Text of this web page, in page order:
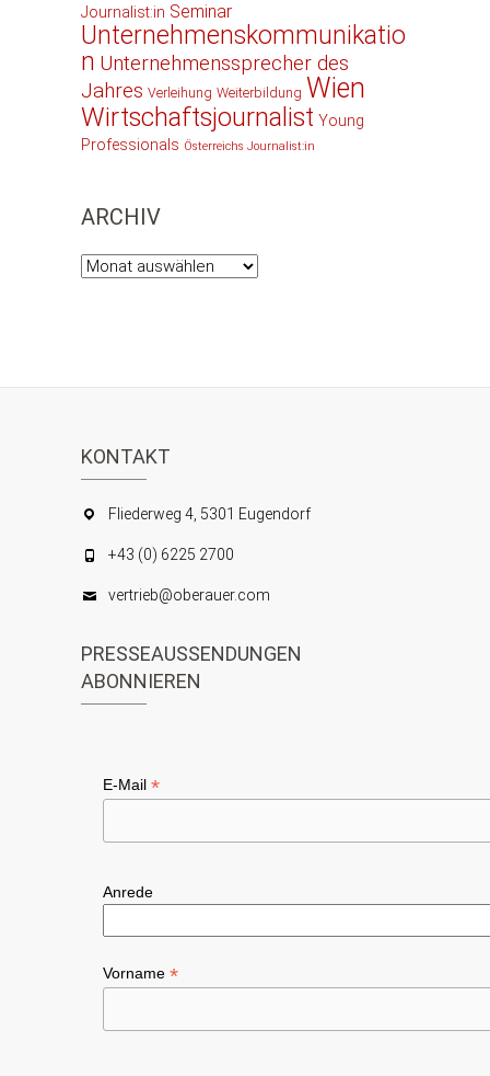
Journalist:in Seminar
Unternehmenskommunikatio
n Unternehmenssprecher des
Jahres Verleihung Weiterbildung Wien
Wirtschaftsjournalist Young
Professionals Österreichs Journalist:in
ARCHIV
Archiv
KONTAKT
Fliederweg 4, 5301 Eugendorf
+43 (0) 6225 2700
vertrieb@oberauer.com
PRESSEAUSSENDUNGEN
ABONNIEREN
E-Mail *
Anrede
Vorname *